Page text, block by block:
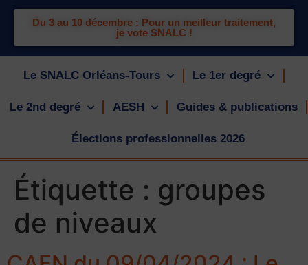
Du 3 au 10 décembre : Pour un meilleur traitement,
je vote SNALC !
Le SNALC Orléans-Tours Le 1er degré
Le 2nd degré AESH Guides & publications
Élections professionnelles 2026
Étiquette : groupes
de niveaux